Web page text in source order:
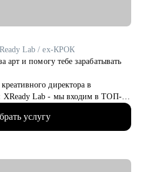
Lab / ex-КРОК
и помогу тебе зарабатывать
директора в
XReady Lab - мы входим в ТОП-3
продуктов в VR и Web 3. Еще
мода в одной из
Школ Креативных
услугу